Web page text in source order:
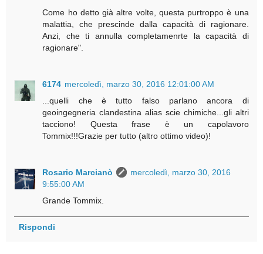
Come ho detto già altre volte, questa purtroppo è una
malattia, che prescinde dalla capacità di ragionare.
Anzi, che ti annulla completamenrte la capacità di
ragionare".
6174 mercoledì, marzo 30, 2016 12:01:00 AM
...quelli che è tutto falso parlano ancora di
geoingegneria clandestina alias scie chimiche...gli altri
tacciono! Questa frase è un capolavoro
Tommix!!!Grazie per tutto (altro ottimo video)!
Rosario Marcianò
mercoledì, marzo 30, 2016
9:55:00 AM
Grande Tommix.
Rispondi